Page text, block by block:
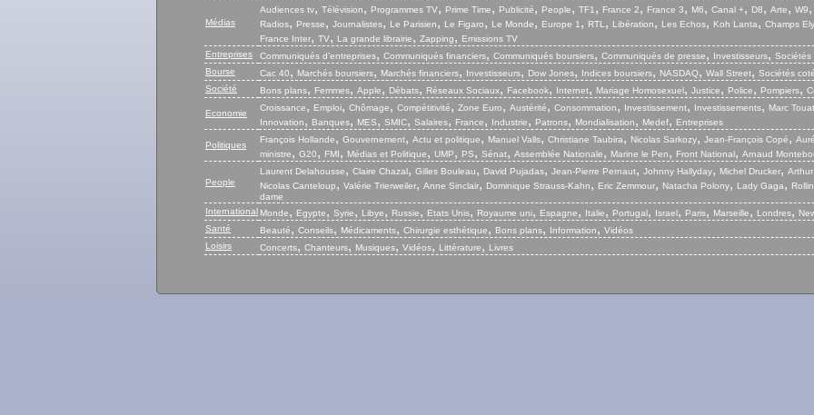
Médias
Audiences tv, Télévision, Programmes TV, Prime Time, Publicité, People, TF1 , France 2, France 3, M6, Canal +, D8, Arte, W9,
Radios, Presse, Journalistes, Le Parisien, Le Figaro, Le Monde, Europe 1 , RTL , Libération, Les Echos, Koh Lanta, Champs
France Inter, TV, La grande librairie, Zapping, Emissions TV
Entreprises
Communiqués d’entreprises, Communiqués financiers, Communiqués boursiers, Communiqués de presse, Investisseurs, Sociétés
Bourse
Cac 40, Marchés boursiers, Marchés financiers, Investisseurs, Dow Jones, Indices boursiers, NASDAQ, Wall Street, Sociétés
Société
Bons plans, Femmes, Apple, Débats, Réseaux Sociaux, Facebook, Internet, Mariage Homosexuel, Justice, Police, Pompiers,
Economie
Croissance, Emploi, Chômage, Compétitivité, Zone Euro, Austérité, Consommation, Investissement, Investissements, Marc
Innovation, Banques, MES, SMIC, Salaires, France, Industrie, Patrons, Mondialisation, Medef, Entreprises
Politiques
François Hollande, Gouvernement, Actu et politique, Manuel Valls, Christiane Taubira, Nicolas Sarkozy, Jean-François Copé,
ministre, G20, FMI, Médias et Politique, UMP, PS, Sénat, Assemblée Nationale, Marine le Pen, Front National, Arnaud
People
Laurent Delahousse, Claire Chazal, Gilles Bouleau, David Pujadas, Jean-Pierre Pernaut, Johnny Hallyday, Michel Drucker, Arthur
Nicolas Canteloup, Valérie Trierweiler, Anne Sinclair, Dominique Strauss-Kahn, Eric Zemmour, Natacha Polony, Lady Gaga,
dame
International Monde, Egypte, Syrie, Libye, Russie, Etats Unis, Royaume uni, Espagne, Italie, Portugal, Israel, Paris, Marseille, Londres,
Santé
Beauté, Conseils, Médicaments, Chirurgie esthétique, Bons plans, Information, Vidéos
Loisirs
Concerts, Chanteurs, Musiques, Vidéos, Littérature, Livres